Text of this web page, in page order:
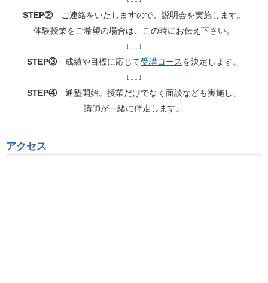
STEP②ご連絡をいたしますので、説明会を実施します。
体験授業をご希望の場合は、この時にお伝え下さい。
↓↓↓↓
STEP③成績や目標に応じて受講コースを決定します。
↓↓↓↓
STEP④通塾開始。授業だけでなく面談なども実施し、
講師が一緒に伴走します。
アクセス